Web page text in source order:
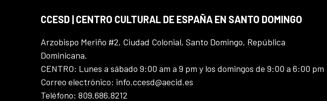
CCESD | CENTRO CULTURAL DE ESPAÑA EN SANTO DOMINGO
Arzobispo Meriño #2, Ciudad Colonial, Santo Domingo, República
Dominicana.
CENTRO: Lunes a sábado 9:00 am a 9 pm y los domingos de 9:00 a 6:00 pm
Correo electrónico: info.ccesd@aecid.es
Teléfono: 809.686.8212